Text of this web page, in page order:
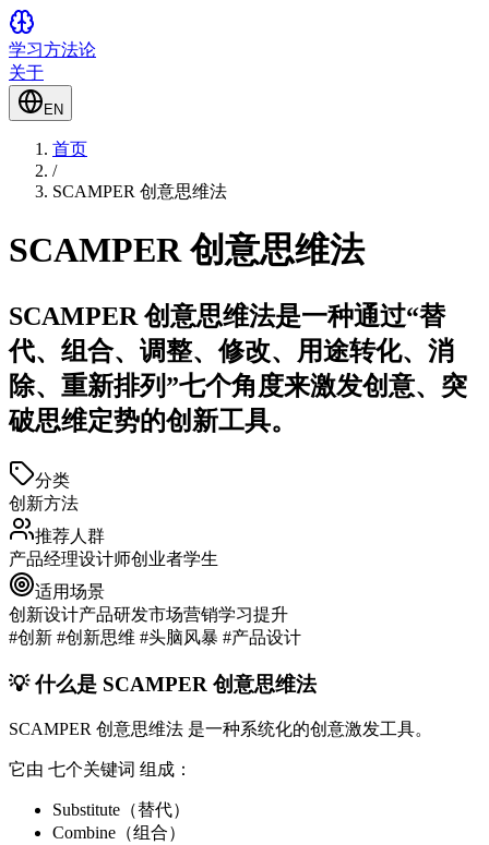
学习方法论
关于
EN
首页
/
SCAMPER 创意思维法
SCAMPER 创意思维法
SCAMPER 创意思维法是一种通过“替
代、组合、调整、修改、用途转化、消
除、重新排列”七个角度来激发创意、突
破思维定势的创新工具。
分类
创新方法
推荐人群
产品经理设计师创业者学生
适用场景
创新设计产品研发市场营销学习提升
#创新 #创新思维 #头脑风暴 #产品设计
💡 什么是 SCAMPER 创意思维法
SCAMPER 创意思维法 是一种系统化的创意激发工具。
它由 七个关键词 组成：
Substitute（替代）
Combine（组合）